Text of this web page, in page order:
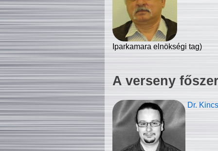
Iparkamara elnökségi tag)
A verseny
Dr.